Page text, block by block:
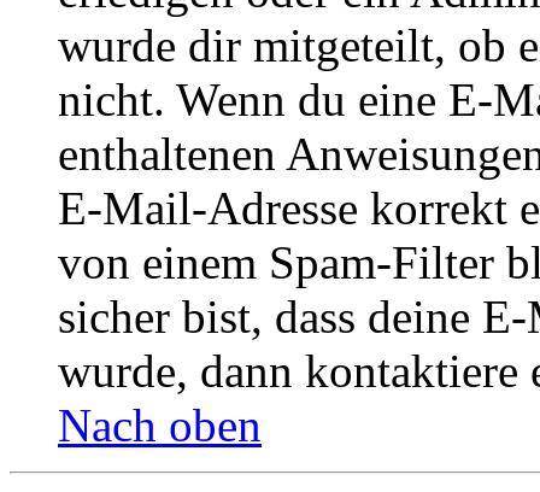
wurde dir mitgeteilt, ob
nicht. Wenn du eine E-
enthaltenen
E-Mail-Adresse korrekt
von einem Spam-Filter
sicher bist, dass deine
wurde, dann kontaktiere
Nach oben